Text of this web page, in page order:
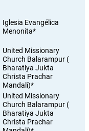
Iglesia Evangélica
Menonita*
United Missionary
Church Balarampur (
Bharatiya Jukta
Christa Prachar
Mandali)*
United Missionary
Church Balarampur (
Bharatiya Jukta
Christa Prachar